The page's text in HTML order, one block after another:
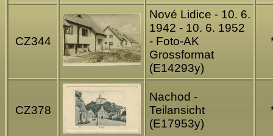
CZ344
Nové Lidice - 10. 6.
1942 - 10. 6. 1952
- Foto-AK
Grossformat
(E14293y)
CZ378
Nachod -
Teilansicht
(E17953y)